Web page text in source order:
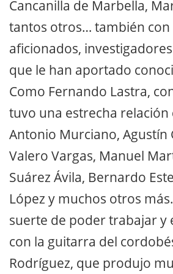
Cancanilla de Marbella,
tantos otros… también con
aficionados,
que le han aportado
Como Fernando Lastra,
tuvo una estrecha relación
Antonio Murciano, Agustín
Valero Vargas, Manuel
Suárez Ávila, Bernardo
López y muchos otros
suerte de poder trabajar y
con la guitarra del
Rodríguez, que produjo